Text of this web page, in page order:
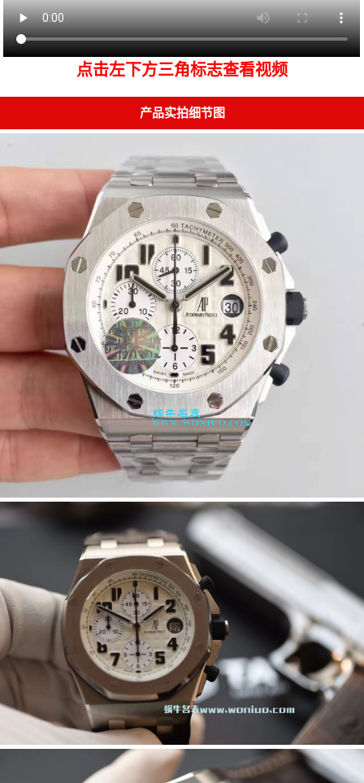
点击左下方三角标志查看视频
产品实拍细节图